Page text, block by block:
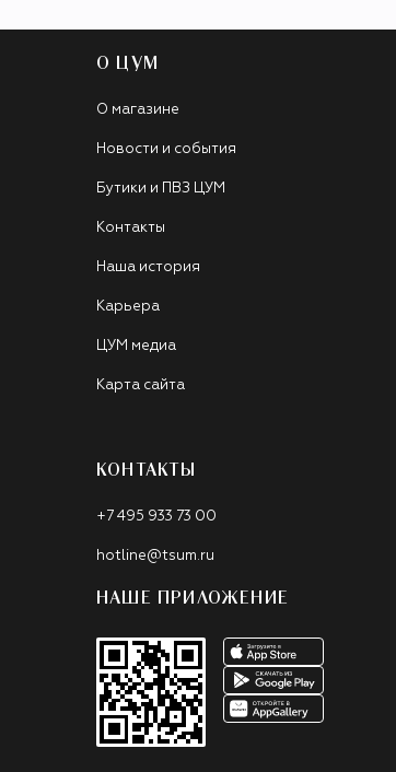
О ЦУМ
О магазине
Новости и события
Бутики и ПВЗ ЦУМ
Контакты
Наша история
Карьера
ЦУМ медиа
Карта сайта
КОНТАКТЫ
+7 495 933 73 00
hotline@tsum.ru
НАШЕ ПРИЛОЖЕНИЕ